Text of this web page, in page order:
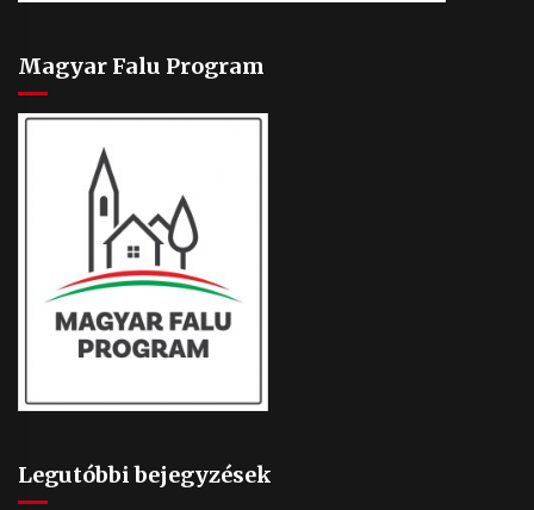
Magyar Falu Program
Legutóbbi bejegyzések